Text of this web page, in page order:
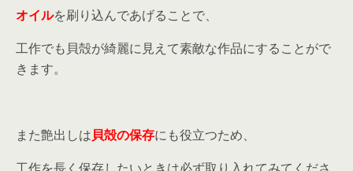
オイルを刷り込んであげることで、
工作でも貝殻が綺麗に見えて素敵な作品にすることがで
きます。
また艶出しは貝殻の保存にも役立つため、